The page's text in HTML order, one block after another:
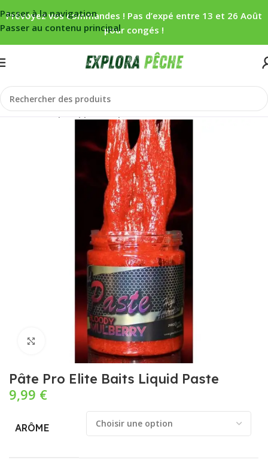
Passer à la navigation
Passer au contenu principal
Prévoyez vos commandes ! Pas d’expé entre 13 et 26 Août
pour congés !
Accueil/Carpe/Appâts/Liquides/booster
Cliquez pour agrandir
Pâte Pro Elite Baits Liquid Paste
9,99 €
ARÔME